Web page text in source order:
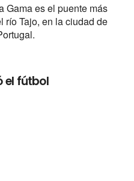
Gama es el puente más
río Tajo, en la ciudad de
el fútbol